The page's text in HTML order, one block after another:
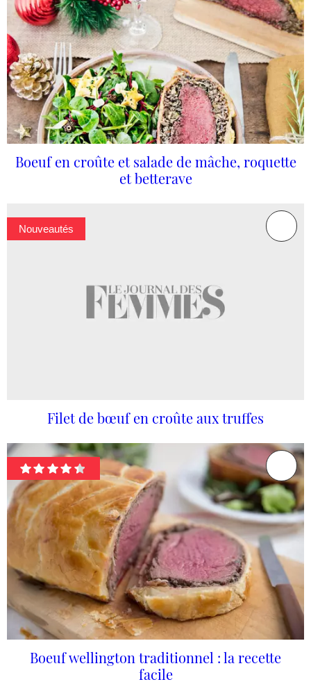
Boeuf en croûte et salade de mâche, roquette
et betterave
Nouveautés
Filet de bœuf en croûte aux truffes
Boeuf wellington traditionnel : la recette
facile